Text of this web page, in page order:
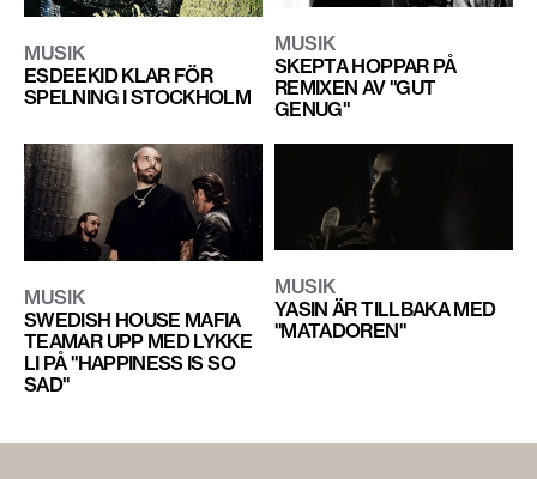
MUSIK
ESDEEKID KLAR FÖR
SPELNING I STOCKHOLM
MUSIK
SKEPTA HOPPAR PÅ
REMIXEN AV "GUT
GENUG"
MUSIK
SWEDISH HOUSE MAFIA
TEAMAR UPP MED LYKKE
LI PÅ "HAPPINESS IS SO
SAD"
MUSIK
YASIN ÄR TILLBAKA MED
"MATADOREN"